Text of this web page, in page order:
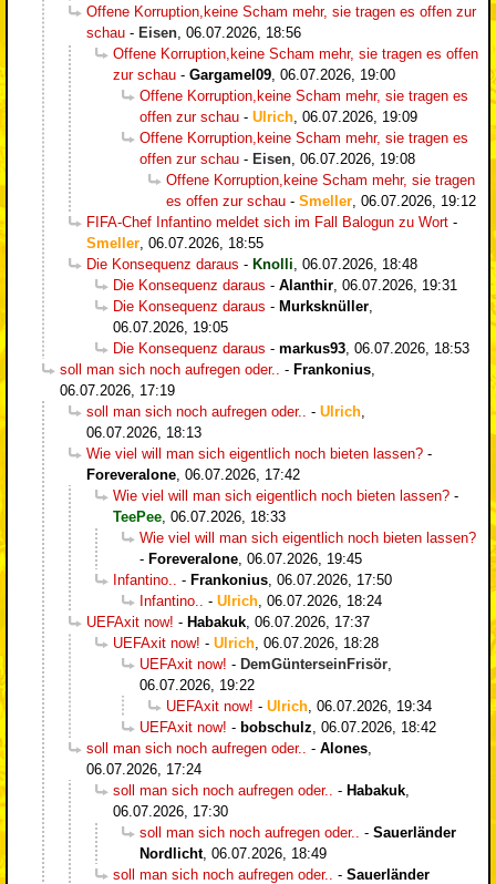
Offene Korruption,keine Scham mehr, sie tragen es offen zur
schau - Eisen 06.07.2026, 18:56
Offene Korruption,keine Scham mehr, sie tragen es offen
zur schau - Gargamel09 06.07.2026, 19:00
Offene Korruption,keine Scham mehr, sie tragen es
offen zur schau - Ulrich 06.07.2026, 19:09
Offene Korruption,keine Scham mehr, sie tragen es
offen zur schau - Eisen 06.07.2026, 19:08
Offene Korruption,keine Scham mehr, sie tragen
es offen zur schau - Smeller 06.07.2026, 19:12
FIFA-Chef Infantino meldet sich im Fall Balogun zu Wort -
Smeller 06.07.2026, 18:55
Die Konsequenz daraus - Knolli 06.07.2026, 18:48
Die Konsequenz daraus - Alanthir 06.07.2026, 19:31
Die Konsequenz daraus - Murksknüller
06.07.2026, 19:05
Die Konsequenz daraus - markus93 06.07.2026, 18:53
soll man sich noch aufregen oder..
- Frankonius
06.07.2026, 17:19
soll man sich noch aufregen oder..
- Ulrich
06.07.2026, 18:13
Wie viel will man sich eigentlich noch bieten lassen? -
Foreveralone 06.07.2026, 17:42
Wie viel will man sich eigentlich noch bieten lassen? -
TeePee 06.07.2026, 18:33
Wie viel will man sich eigentlich noch bieten lassen?
- Foreveralone 06.07.2026, 19:45
Infantino..
- Frankonius 06.07.2026, 17:50
Infantino..
- Ulrich 06.07.2026, 18:24
UEFAxit now! - Habakuk 06.07.2026, 17:37
UEFAxit now! - Ulrich 06.07.2026, 18:28
UEFAxit now! - DemGünterseinFrisör
06.07.2026, 19:22
UEFAxit now! - Ulrich 06.07.2026, 19:34
UEFAxit now! - bobschulz 06.07.2026, 18:42
soll man sich noch aufregen oder..
- Alones
06.07.2026, 17:24
soll man sich noch aufregen oder..
- Habakuk
06.07.2026, 17:30
soll man sich noch aufregen oder..
- Sauerländer
Nordlicht, 06.07.2026, 18:49
soll man sich noch aufregen oder..
- Sauerländer